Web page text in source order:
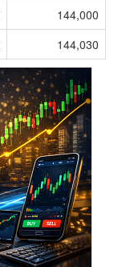
144,000
144,030